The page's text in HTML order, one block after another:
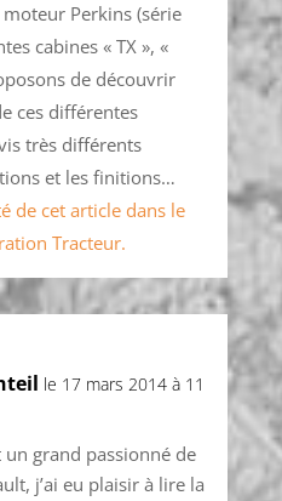
Perkins (série
cabines « TX », «
de découvrir
ces différentes
très différents
et les finitions…
de cet article dans le
Tracteur.
le 17 mars 2014 à 11
grand passionné de
j’ai eu plaisir à lire la